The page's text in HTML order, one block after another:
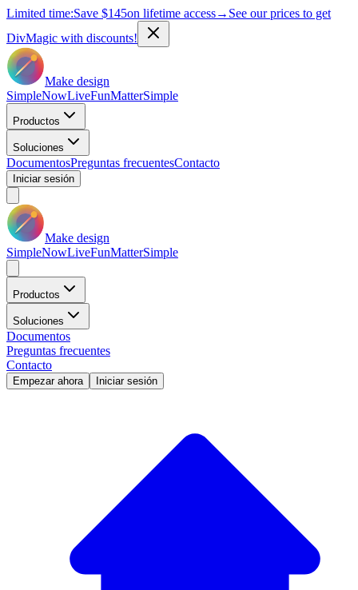
Limited time:Save $145on lifetime access→ See our prices to get
DivMagic with discounts!
Make design
SimpleNowLiveFunMatterSimple
Productos
Soluciones
DocumentosPreguntas frecuentesContacto
Iniciar sesión
Make design
SimpleNowLiveFunMatterSimple
Productos
Soluciones
Documentos
Preguntas frecuentes
Contacto
Empezar ahora Iniciar sesión